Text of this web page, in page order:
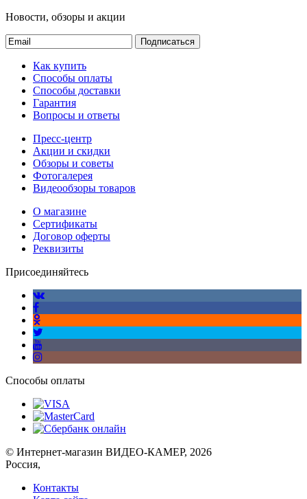
Новости, обзоры и акции
Подписаться
Как купить
Способы оплаты
Способы доставки
Гарантия
Вопросы и ответы
Пресс-центр
Акции и скидки
Обзоры и советы
Фотогалерея
Видеообзоры товаров
О магазине
Сертификаты
Договор оферты
Реквизиты
Присоединяйтесь
Способы оплаты
© Интернет-магазин ВИДЕО-КАМЕР, 2026
Россия,
Контакты